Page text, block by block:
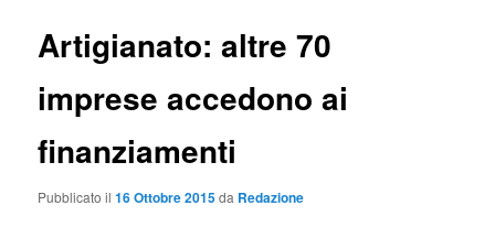
Artigianato: altre 70
imprese accedono ai
finanziamenti
Pubblicato il16 Ottobre 2015da Redazione